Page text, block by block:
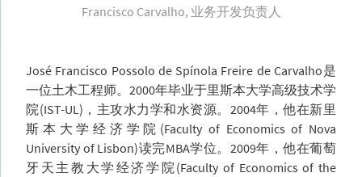
Francisco Carvalho, 业务开发负责人
José Francisco Possolo de Spínola Freire de Carvalho是
一位土木工程师。2000年毕业于里斯本大学高级技术学
院(IST-UL)，主攻水力学和水资源。2004年，他在新里
斯本大学经济学院(Faculty of Economics of Nova
University of Lisbon)读完MBA学位。2009年，他在葡萄
牙天主教大学经济学院(Faculty of Economics of the